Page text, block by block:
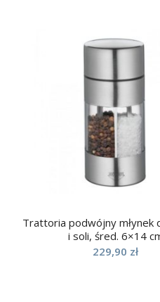
Trattoria podwójny młynek
i soli, śred. 6×14
229,90 zł